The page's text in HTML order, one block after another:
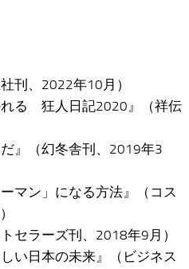
刊、2022年10月）
れる 狂人日記2020』（祥伝
』（幻冬舎刊、2019年3
マン」になる方法』（コス
セラーズ刊、2018年9月）
い日本の未来』（ビジネス